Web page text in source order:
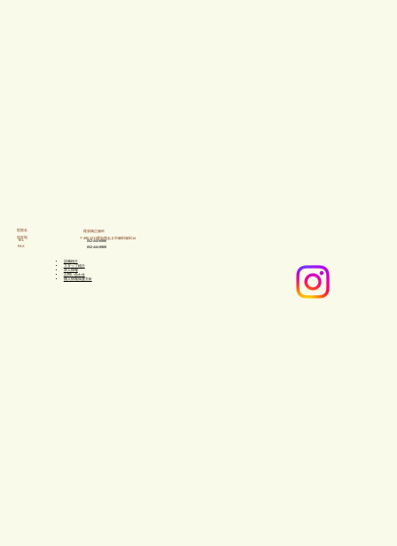
​医院名
尾張矯正歯科
所在地
〒490-1211愛知県あま市篠田塚田14
TEL
052-444-6888
FAX
052-444-8989
設備紹介
スタッフ紹介
求人情報
​お問い合わせ
個人情報保護方針